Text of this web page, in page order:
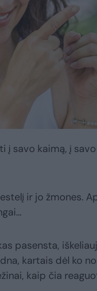
į savo kaimą, į
ir jo žmones.
pasensta,
kartais dėl ko
kaip čia